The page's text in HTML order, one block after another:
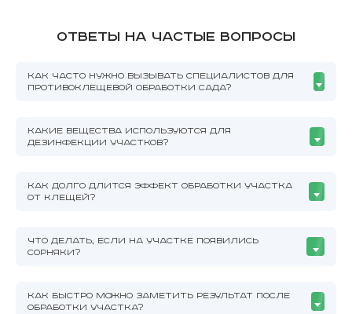
Ответы на частые вопросы
КАК ЧАСТО НУЖНО ВЫЗЫВАТЬ СПЕЦИАЛИСТОВ ДЛЯ
ПРОТИВОКЛЕЩЕВОЙ ОБРАБОТКИ САДА?
КАКИЕ ВЕЩЕСТВА ИСПОЛЬЗУЮТСЯ ДЛЯ
ДЕЗИНФЕКЦИИ УЧАСТКОВ?
КАК ДОЛГО ДЛИТСЯ ЭФФЕКТ ОБРАБОТКИ УЧАСТКА
ОТ КЛЕЩЕЙ?
ЧТО ДЕЛАТЬ, ЕСЛИ НА УЧАСТКЕ ПОЯВИЛИСЬ
СОРНЯКИ?
КАК БЫСТРО МОЖНО ЗАМЕТИТЬ РЕЗУЛЬТАТ ПОСЛЕ
ОБРАБОТКИ УЧАСТКА?